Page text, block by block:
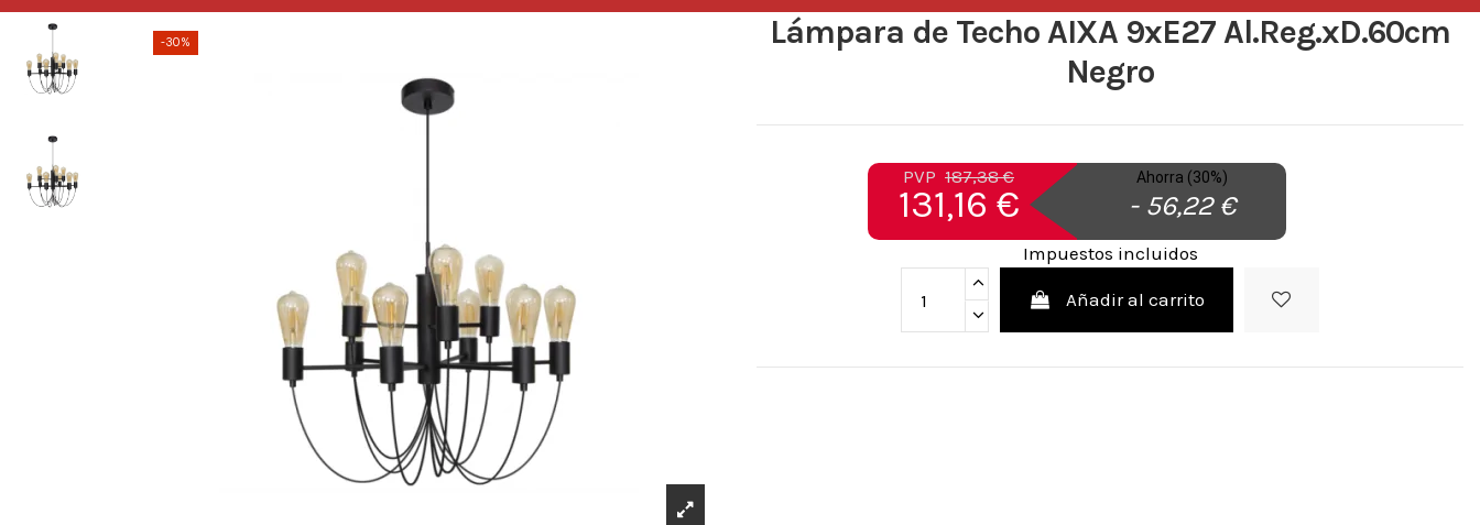
-30%
Lámpara de Techo AIXA 9xE27 Al.Reg.xD.60cm
Negro
PVP 187,38 €
131,16 €
Ahorra (30%)
- 56,22 €
Impuestos incluidos
Añadir al carrito